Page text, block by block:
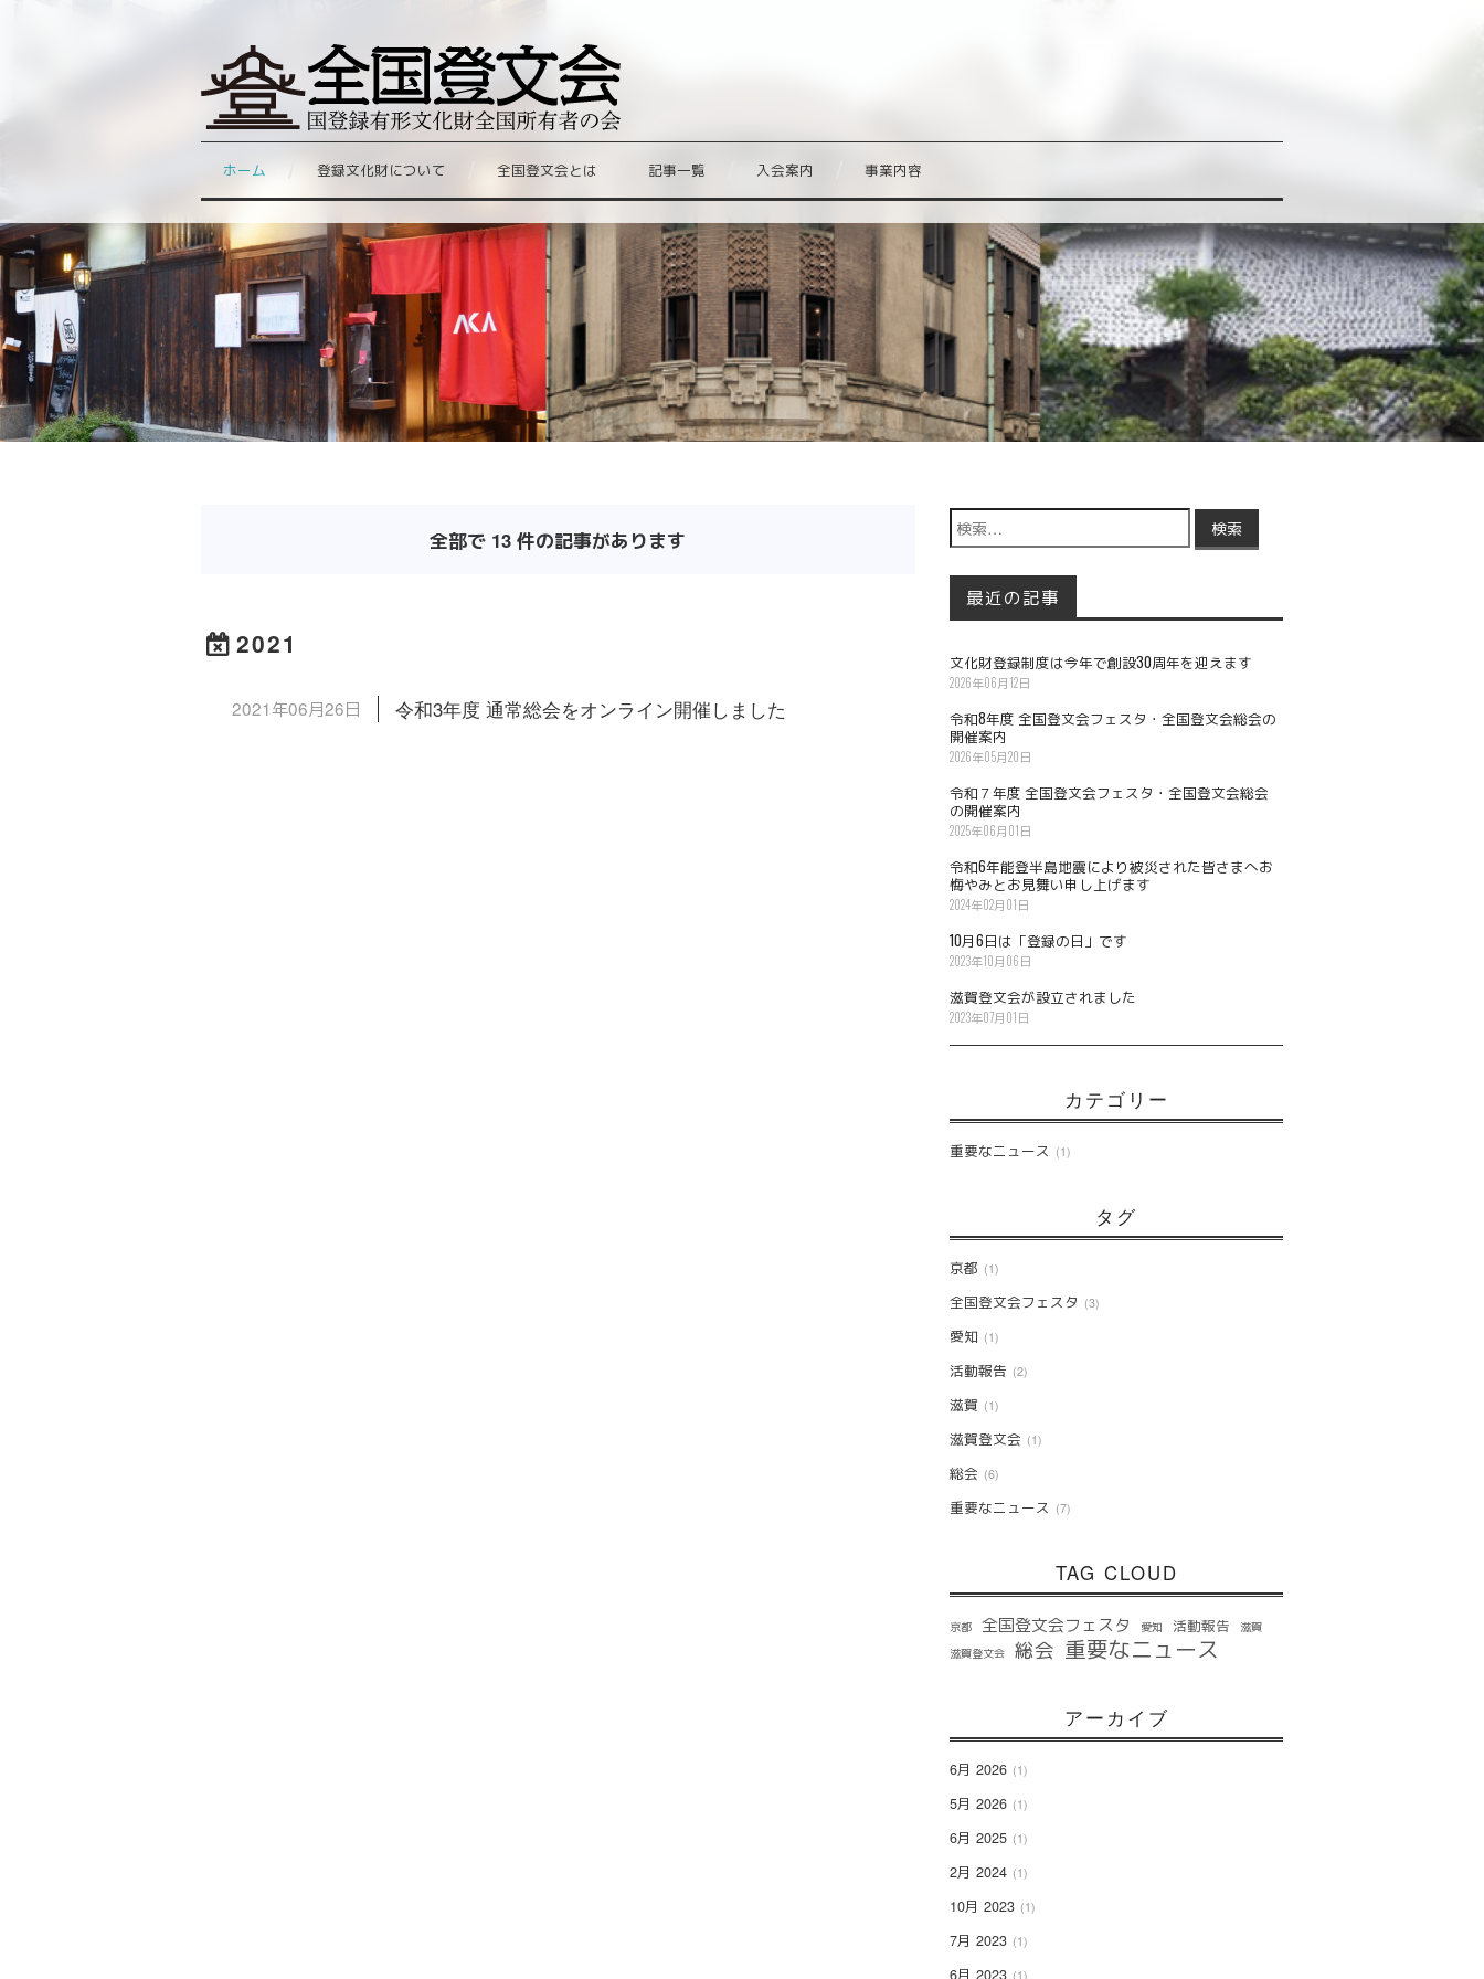
ホーム 登録文化財について 全国登文会とは 記事一覧 入会案内 事業内容
全部で 13 件の記事があります
2021
2021年06月26日 令和3年度 通常総会をオンライン開催しました
Search for:
最近の記事
文化財登録制度は今年で創設30周年を迎えます
2026年06月12日
令和8年度 全国登文会フェスタ・全国登文会総会の
開催案内
2026年05月20日
令和７年度 全国登文会フェスタ・全国登文会総会
の開催案内
2025年06月01日
令和6年能登半島地震により被災された皆さまへお
悔やみとお見舞い申し上げます
2024年02月01日
10月6日は「登録の日」です
2023年10月06日
滋賀登文会が設立されました
2023年07月01日
カテゴリー
重要なニュース 1
タグ
京都 1
全国登文会フェスタ 3
愛知 1
活動報告 2
滋賀 1
滋賀登文会 1
総会 6
重要なニュース 7
TAG CLOUD
京都 全国登文会フェスタ 愛知 活動報告
滋賀
滋賀登文会
総会 重要なニュース
アーカイブ
6月 2026 1
5月 2026 1
6月 2025 1
2月 2024 1
10月 2023 1
7月 2023 1
6月 2023 1